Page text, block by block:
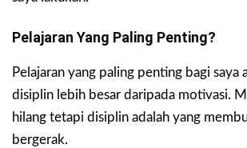
Pelajaran Yang Paling Penting?
Pelajaran yang paling penting bagi saya
disiplin lebih besar daripada motivasi.
hilang tetapi disiplin adalah yang
bergerak.